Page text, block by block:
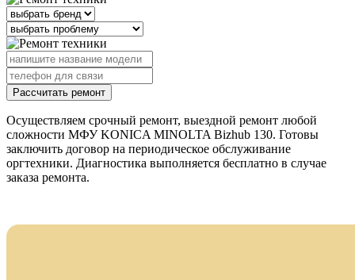
Рассчитать ремонт
Осуществляем срочный ремонт, выездной ремонт любой
сложности МФУ KONICA MINOLTA Bizhub 130. Готовы
заключить договор на периодическое обслуживание
оргтехники. Диагностика выполняется бесплатно в случае
заказа ремонта.